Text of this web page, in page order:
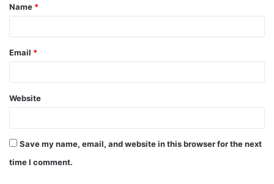
Name *
Email *
Website
Save my name, email, and website in this browser for the next
time I comment.